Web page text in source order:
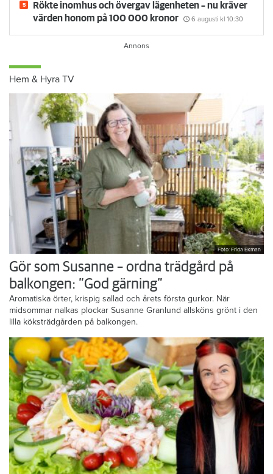
Rökte inomhus och övergav lägenheten – nu kräver
värden honom på 100 000 kronor
6 augusti kl 10:30
Hem & Hyra TV
Foto: Frida Ekman
Gör som Susanne – ordna trädgård på
balkongen: ”God gärning”
Aromatiska örter, krispig sallad och årets första gurkor. När
midsommar nalkas plockar Susanne Granlund allsköns grönt i den
lilla köksträdgården på balkongen.